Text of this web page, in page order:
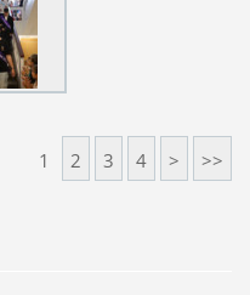
1 2 3 4 > >>